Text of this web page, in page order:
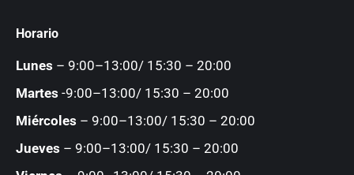
opens
window
opens
window
in
window
in
window
Horario
Lunes – 9:00–13:00/ 15:30 – 20:00
Martes -9:00–13:00/ 15:30 – 20:00
Miércoles – 9:00–13:00/ 15:30 – 20:00
Jueves – 9:00–13:00/ 15:30 – 20:00